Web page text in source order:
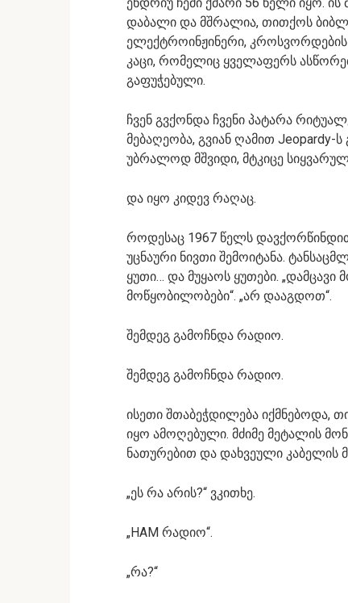
დაბალი და მშრალია, თითქოს
ელექტროინჟინერი, კროსვორდების
კაცი, რომელიც ყველაფერს
გაფუჭებული.
ჩვენ გვქონდა ჩვენი პატარა
მებაღეობა, გვიან ღამით Jeopardy-
უბრალოდ მშვიდი, მტკიცე
და იყო კიდევ რაღაც.
როდესაც 1967 წელს
უცნაური ნივთი შემოიტანა.
ყუთი… და მუყაოს ყუთები. „დამცავი
მოწყობილობები“. „არ დააგდოთ“.
შემდეგ გამოჩნდა რადიო.
შემდეგ გამოჩნდა რადიო.
ისეთი შთაბეჭდილება იქმნებოდა,
იყო ამოღებული. მძიმე მეტალის
ნათურებით და დახვეული კაბელის
„ეს რა არის?“ ვკითხე.
„HAM რადიო“.
„რა?“